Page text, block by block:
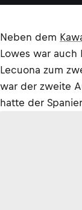
Neben dem
Lowes war auch
Lecuona zum
war der zweite
hatte der